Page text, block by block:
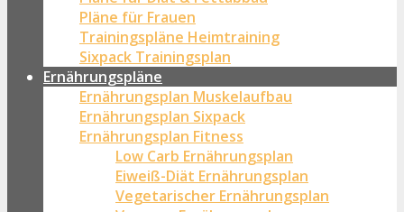
Pläne für Frauen
Trainingspläne Heimtraining
Sixpack Trainingsplan
Ernährungspläne
Ernährungsplan Muskelaufbau
Ernährungsplan Sixpack
Ernährungsplan Fitness
Low Carb Ernährungsplan
Eiweiß-Diät Ernährungsplan
Vegetarischer Ernährungsplan